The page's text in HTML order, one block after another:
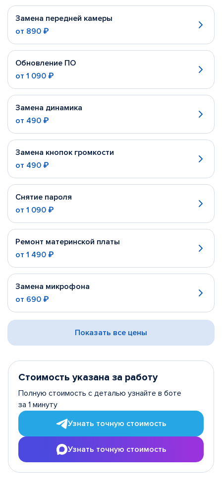
Замена передней камеры
от 890 ₽
Обновление ПО
от 1 090 ₽
Замена динамика
от 490 ₽
Замена кнопок громкости
от 490 ₽
Снятие пароля
от 1 090 ₽
Ремонт материнской платы
от 1 490 ₽
Замена микрофона
от 690 ₽
Показать все цены
Стоимость указана за работу
Полную стоимость с деталью узнайте в боте
за 1 минуту
Узнать точную стоимость
Узнать точную стоимость